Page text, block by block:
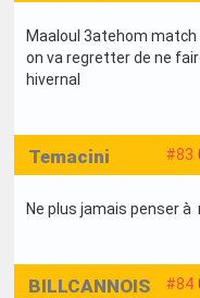
Maaloul 3atehom match
on va regretter de ne
hivernal
#83
Temacini
Ne plus jamais penser à
#84
BILLCANNOIS